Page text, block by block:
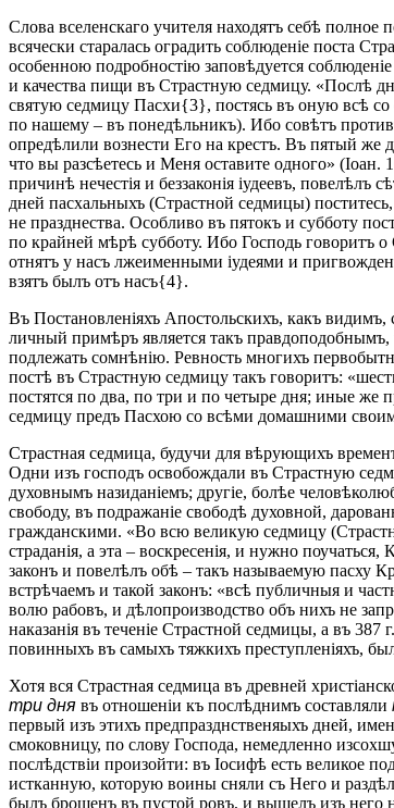
Слова вселенскаго учителя находятъ себѣ
всячески старалась оградить соблюденіе поста
особенною подробностію заповѣдуется соблюденіе
и качества пищи въ Страстную седмицу. «Послѣ
святую седмицу Пасхи{3}, постясь въ оную всѣ со
по нашему – въ понедѣльникъ). Ибо совѣтъ
опредѣлили вознести Его на крестъ. Въ пятый же
что вы разсѣетесь и Меня оставите одного»
причинѣ нечестія и беззаконія іудеевъ,
дней пасхальныхъ (Страстной седмицы)
не празднества. Особливо въ пятокъ и субботу
по крайней мѣрѣ субботу. Ибо Господь говоритъ
отнятъ у насъ лжеименными іудеями и
взятъ былъ отъ насъ{4}.
Въ Постановленіяхъ Апостольскихъ, какъ видимъ,
личный примѣръ является такъ
подлежать сомнѣнію. Ревность многихъ
постѣ въ Страстную седмицу такъ говоритъ:
постятся по два, по три и по четыре дня; иные
седмицу предъ Пасхою со всѣми домашними
Страстная седмица, будучи для вѣрующихъ
Одни изъ господъ освобождали въ Страстную
духовнымъ назиданіемъ; другіе, болѣе
свободу, въ подражаніе свободѣ духовной,
гражданскими. «Во всю великую седмицу
страданія, а эта – воскресенія, и нужно
законъ и повелѣлъ обѣ – такъ называемую пасху
встрѣчаемъ и такой законъ: «всѣ публичныя и
волю рабовъ, и дѣлопроизводство объ нихъ не
наказанія въ теченіе Страстной седмицы, а въ
повинныхъ въ самыхъ тяжкихъ преступленіяхъ,
Хотя вся Страстная седмица въ древней
три дня въ отношеніи къ послѣднимъ составляли
первый изъ этихъ предпразднственяыхъ дней,
смоковницу, по слову Господа, немедленно
послѣдствіи произойти: въ Іосифѣ есть великое
истканную, которую воины сняли съ Него и
былъ брошенъ въ пустой ровъ, и вышелъ изъ него